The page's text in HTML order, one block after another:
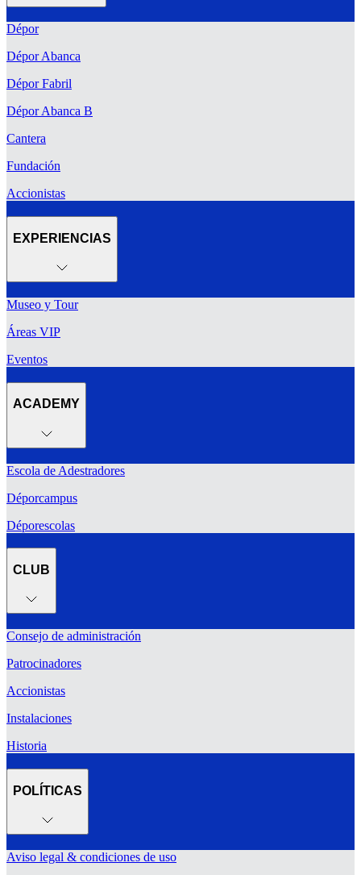
Dépor
Dépor Abanca
Dépor Fabril
Dépor Abanca B
Cantera
Fundación
Accionistas
EXPERIENCIAS
Museo y Tour
Áreas VIP
Eventos
ACADEMY
Escola de Adestradores
Déporcampus
Déporescolas
CLUB
Consejo de administración
Patrocinadores
Accionistas
Instalaciones
Historia
POLÍTICAS
Aviso legal & condiciones de uso